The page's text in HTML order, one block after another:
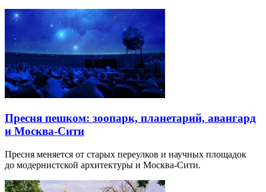
Пресня пешком: зоопарк, планетарий, авангард
и Москва-Сити
Пресня меняется от старых переулков и научных площадок
до модернистской архитектуры и Москва-Сити.